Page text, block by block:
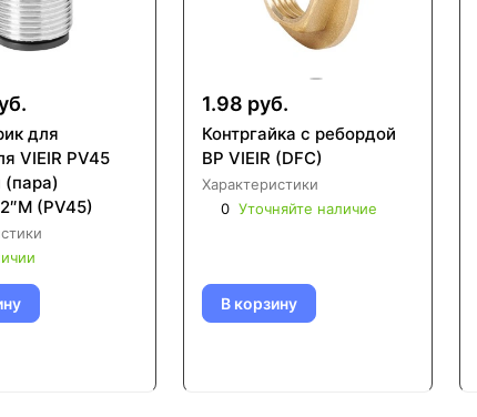
для
VIEIR PV45
(пара)
(PV45)
1.98 руб.
Контргайка с ребордой
ВР VIEIR (DFC)
Характеристики
0 Уточняйте наличие
В корзину